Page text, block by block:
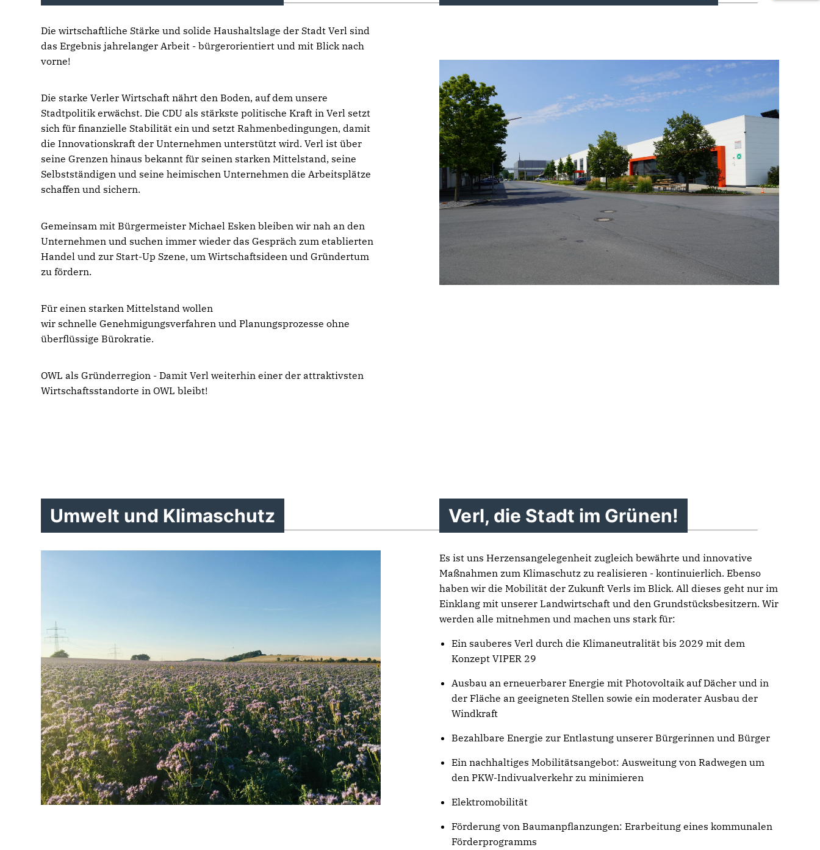
Die wirtschaftliche Stärke und solide Haushaltslage der Stadt Verl sind
das Ergebnis jahrelanger Arbeit - bürgerorientiert und mit Blick nach
vorne!
Die starke Verler Wirtschaft nährt den Boden, auf dem unsere
Stadtpolitik erwächst. Die CDU als stärkste politische Kraft in Verl setzt
sich für finanzielle Stabilität ein und setzt Rahmenbedingungen, damit
die Innovationskraft der Unternehmen unterstützt wird. Verl ist über
seine Grenzen hinaus bekannt für seinen starken Mittelstand, seine
Selbstständigen und seine heimischen Unternehmen die Arbeitsplätze
schaffen und sichern.
Gemeinsam mit Bürgermeister Michael Esken bleiben wir nah an den
Unternehmen und suchen immer wieder das Gespräch zum etablierten
Handel und zur Start-Up Szene, um Wirtschaftsideen und Gründertum
zu fördern.
Für einen starken Mittelstand wollen
wir schnelle Genehmigungsverfahren und Planungsprozesse ohne
überflüssige Bürokratie.
OWL als Gründerregion - Damit Verl weiterhin einer der attraktivsten
Wirtschaftsstandorte in OWL bleibt!
Umwelt und Klimaschutz Verl, die Stadt im Grünen!
Es ist uns Herzensangelegenheit zugleich bewährte und innovative
Maßnahmen zum Klimaschutz zu realisieren - kontinuierlich. Ebenso
haben wir die Mobilität der Zukunft Verls im Blick. All dieses geht nur im
Einklang mit unserer Landwirtschaft und den Grundstücksbesitzern. Wir
werden alle mitnehmen und machen uns stark für:
Ein sauberes Verl durch die Klimaneutralität bis 2029 mit dem
Konzept VIPER 29
Ausbau an erneuerbarer Energie mit Photovoltaik auf Dächer und in
der Fläche an geeigneten Stellen sowie ein moderater Ausbau der
Windkraft
Bezahlbare Energie zur Entlastung unserer Bürgerinnen und Bürger
Ein nachhaltiges Mobilitätsangebot: Ausweitung von Radwegen um
den PKW-Indivualverkehr zu minimieren
Elektromobilität
Förderung von Baumanpflanzungen: Erarbeitung eines kommunalen
Förderprogramms